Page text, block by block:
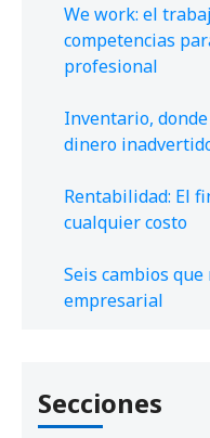
We work: el
competencias
profesional
Inventario,
dinero
Rentabilidad: El
cualquier costo
Seis cambios
empresarial
Secciones